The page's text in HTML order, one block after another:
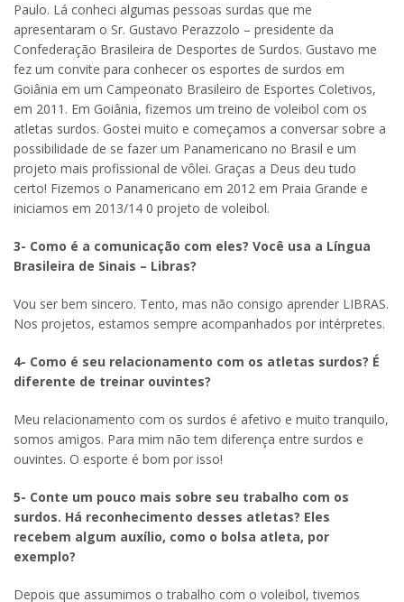
Paulo. Lá conheci algumas pessoas surdas que me
apresentaram o Sr. Gustavo Perazzolo – presidente da
Confederação Brasileira de Desportes de Surdos. Gustavo me
fez um convite para conhecer os esportes de surdos em
Goiânia em um Campeonato Brasileiro de Esportes Coletivos,
em 2011. Em Goiânia, fizemos um treino de voleibol com os
atletas surdos. Gostei muito e começamos a conversar sobre a
possibilidade de se fazer um Panamericano no Brasil e um
projeto mais profissional de vôlei. Graças a Deus deu tudo
certo! Fizemos o Panamericano em 2012 em Praia Grande e
iniciamos em 2013/14 0 projeto de voleibol.
3- Como é a comunicação com eles? Você usa a Língua
Brasileira de Sinais – Libras?
Vou ser bem sincero. Tento, mas não consigo aprender LIBRAS.
Nos projetos, estamos sempre acompanhados por intérpretes.
4- Como é seu relacionamento com os atletas surdos? É
diferente de treinar ouvintes?
Meu relacionamento com os surdos é afetivo e muito tranquilo,
somos amigos. Para mim não tem diferença entre surdos e
ouvintes. O esporte é bom por isso!
5- Conte um pouco mais sobre seu trabalho com os
surdos. Há reconhecimento desses atletas? Eles
recebem algum auxílio, como o bolsa atleta, por
exemplo?
Depois que assumimos o trabalho com o voleibol, tivemos